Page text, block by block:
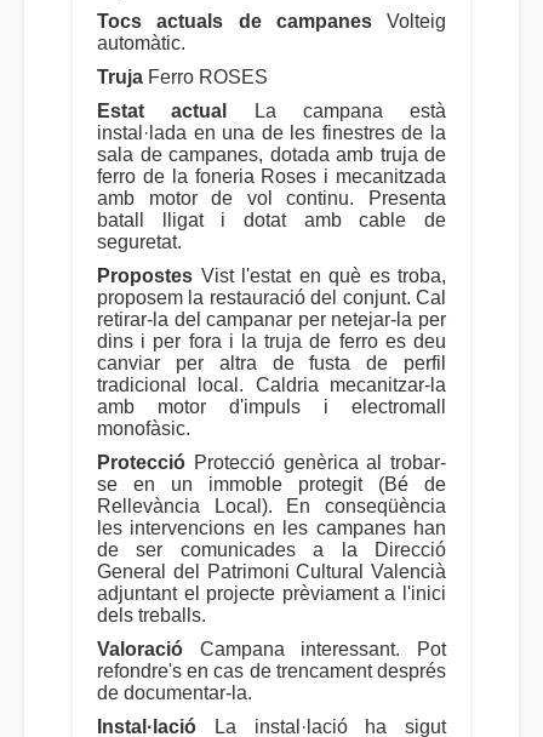
Tocs actuals de campanesVolteig
automàtic.
Truja Ferro ROSES
Estat actual
La campana està
instal·lada en una de les finestres de la
sala de campanes, dotada amb truja de
ferro de la foneria Roses i mecanitzada
amb motor de vol continu. Presenta
batall lligat i dotat amb cable de
seguretat.
Propostes Vist l'estat en què es troba,
proposem la restauració del conjunt. Cal
retirar-la del campanar per netejar-la per
dins i per fora i la truja de ferro es deu
canviar per altra de fusta de perfil
tradicional local. Caldria mecanitzar-la
amb motor d'impuls i electromall
monofàsic.
Protecció Protecció genèrica al trobar-
se en un immoble protegit (Bé de
Rellevància Local). En conseqüència
les intervencions en les campanes han
de ser comunicades a la Direcció
General del Patrimoni Cultural Valencià
adjuntant el projecte prèviament a l'inici
dels treballs.
Valoració Campana interessant. Pot
refondre's en cas de trencament després
de documentar-la.
Instal·lació La instal·lació ha sigut